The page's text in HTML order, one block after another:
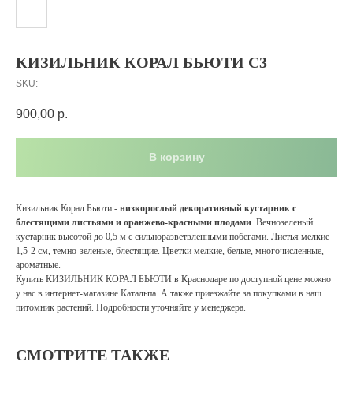
КИЗИЛЬНИК КОРАЛ БЬЮТИ C3
SKU:
900,00 р.
В корзину
Кизильник Корал Бьюти - низкорослый декоративный кустарник с
блестящими листьями и оранжево-красными плодами . Вечнозеленый
кустарник высотой до 0,5 м с сильноразветвленными побегами. Листья мелкие
1,5-2 см, темно-зеленые, блестящие. Цветки мелкие, белые, многочисленные,
ароматные.
Купить КИЗИЛЬНИК КОРАЛ БЬЮТИ в Краснодаре по доступной цене можно
у нас в интернет-магазине Катальпа. А также приезжайте за покупками в наш
питомник растений. Подробности уточняйте у менеджера.
СМОТРИТЕ ТАКЖЕ